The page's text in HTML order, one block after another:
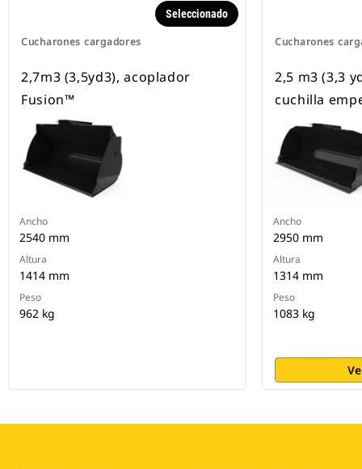
Cucharones cargadores
Seleccionado
2,7m3 (3,5yd3), acoplador
Fusion™
Ancho
2540 mm
Altura
1414 mm
Peso
962 kg
Cucharones
2,5 m3 (3,3
cuchilla
Ancho
2950 mm
Altura
1314 mm
Peso
1083 kg